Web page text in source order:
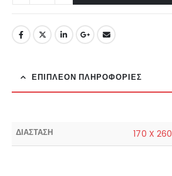
ΕΠΙΠΛΈΟΝ ΠΛΗΡΟΦΟΡΊΕΣ
ΔΙΑΣΤΑΣΗ 170 X 260